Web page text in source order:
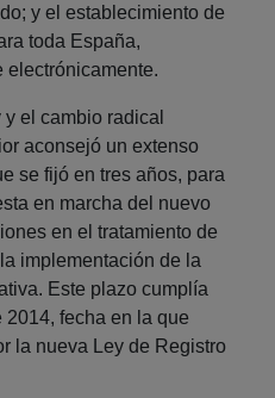
y el establecimiento de
toda España,
electrónicamente.
el cambio radical
aconsejó un extenso
se fijó en tres años, para
en marcha del nuevo
en el tratamiento de
implementación de la
Este plazo cumplía
fecha en la que
la nueva Ley de Registro